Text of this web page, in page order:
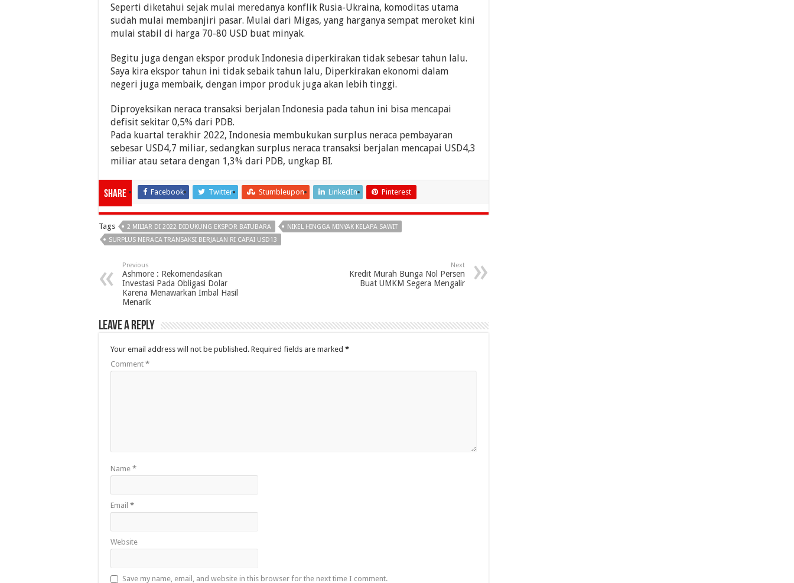
Seperti diketahui sejak mulai meredanya konflik Rusia-Ukraina, komoditas utama
sudah mulai membanjiri pasar. Mulai dari Migas, yang harganya sempat meroket kini
mulai stabil di harga 70-80 USD buat minyak.
Begitu juga dengan ekspor produk Indonesia diperkirakan tidak sebesar tahun lalu.
Saya kira ekspor tahun ini tidak sebaik tahun lalu, Diperkirakan ekonomi dalam
negeri juga membaik, dengan impor produk juga akan lebih tinggi.
Diproyeksikan neraca transaksi berjalan Indonesia pada tahun ini bisa mencapai
defisit sekitar 0,5% dari PDB.
Pada kuartal terakhir 2022, Indonesia membukukan surplus neraca pembayaran
sebesar USD4,7 miliar, sedangkan surplus neraca transaksi berjalan mencapai USD4,3
miliar atau setara dengan 1,3% dari PDB, ungkap BI.
Share Facebook Twitter Stumbleupon LinkedIn Pinterest
Tags 2 MILIAR DI 2022 DIDUKUNG EKSPOR BATUBARA
NIKEL HINGGA MINYAK KELAPA SAWIT
SURPLUS NERACA TRANSAKSI BERJALAN RI CAPAI USD13
Previous
Ashmore : Rekomendasikan
Investasi Pada Obligasi Dolar
Karena Menawarkan Imbal Hasil
Menarik
Next
Kredit Murah Bunga Nol Persen
Buat UMKM Segera Mengalir
Leave a Reply
Your email address will not be published. Required fields are marked *
Comment *
Name *
Email *
Website
Save my name, email, and website in this browser for the next time I comment.